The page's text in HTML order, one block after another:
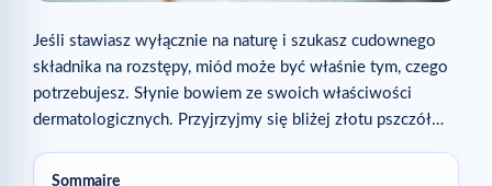
Jeśli stawiasz wyłącznie na naturę i szukasz cudownego
składnika na rozstępy, miód może być właśnie tym, czego
potrzebujesz. Słynie bowiem ze swoich właściwości
dermatologicznych. Przyjrzyjmy się bliżej złotu pszczół…
Sommaire